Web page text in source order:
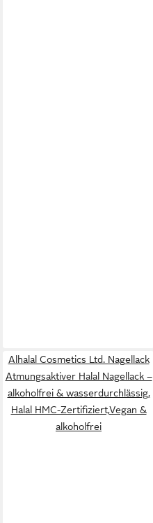
Alhalal Cosmetics Ltd. Nagellack
Atmungsaktiver Halal Nagellack –
alkoholfrei & wasserdurchlässig,
Halal HMC-Zertifiziert,Vegan &
alkoholfrei